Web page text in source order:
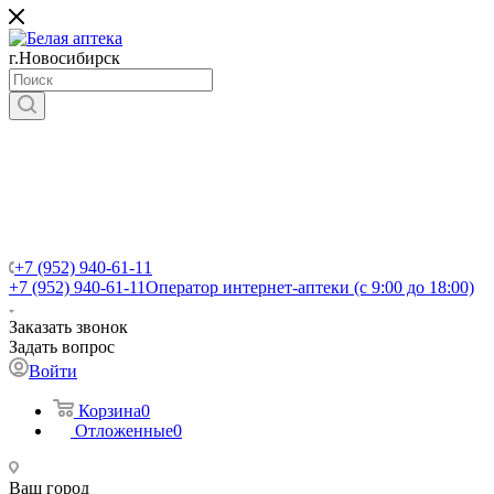
г.Новосибирск
+7 (952) 940-61-11
+7 (952) 940-61-11Оператор интернет-аптеки (с 9:00 до 18:00)
Заказать звонок
Задать вопрос
Войти
Корзина0
Отложенные0
Ваш город